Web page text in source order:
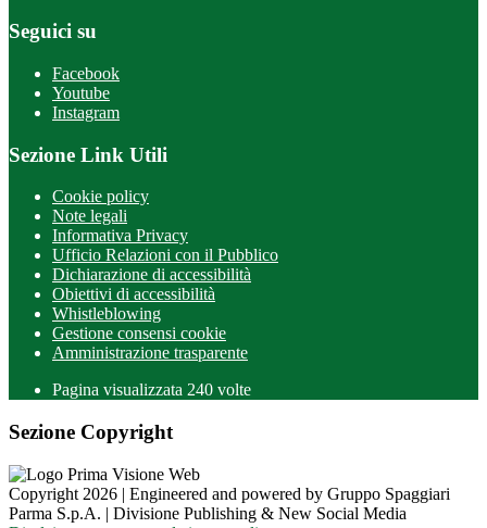
Seguici su
Facebook
Youtube
Instagram
Sezione Link Utili
Cookie policy
Note legali
Informativa Privacy
Ufficio Relazioni con il Pubblico
Dichiarazione di accessibilità
Obiettivi di accessibilità
Whistleblowing
Gestione consensi cookie
Amministrazione trasparente
Pagina visualizzata 240 volte
Sezione Copyright
Copyright 2026 | Engineered and powered by Gruppo Spaggiari
Parma S.p.A. | Divisione Publishing & New Social Media